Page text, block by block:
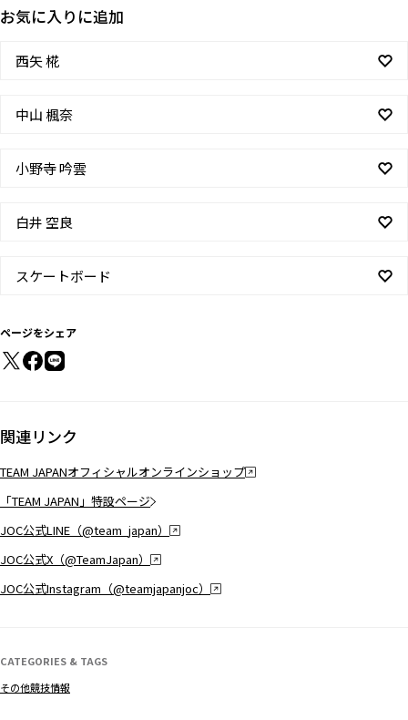
お気に入りに追加
西矢 椛
中山 楓奈
小野寺 吟雲
白井 空良
スケートボード
ページをシェア
関連リンク
TEAM JAPANオフィシャルオンラインショップ
「TEAM JAPAN」特設ページ
JOC公式LINE（@team_japan）
JOC公式X（@TeamJapan）
JOC公式Instagram（@teamjapanjoc）
CATEGORIES & TAGS
その他競技情報